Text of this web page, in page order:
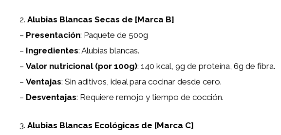
2. Alubias Blancas Secas de [Marca B]
– Presentación: Paquete de 500g
– Ingredientes: Alubias blancas.
– Valor nutricional (por 100g): 140 kcal, 9g de proteína, 6g de fibra.
– Ventajas: Sin aditivos, ideal para cocinar desde cero.
– Desventajas: Requiere remojo y tiempo de cocción.
3. Alubias Blancas Ecológicas de [Marca C]